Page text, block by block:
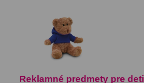
Reklamné predmety pre deti